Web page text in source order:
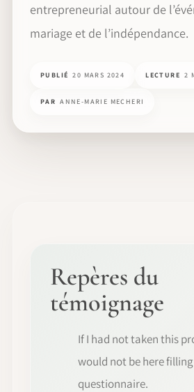
entrepreneurial autour de
mariage et de l’indépendance.
PUBLIÉ 20 MARS 2024 LECTURE 2
PAR ANNE-MARIE MECHERI
Repères du
témoignage
If I had not taken this
would not be here
questionnaire.